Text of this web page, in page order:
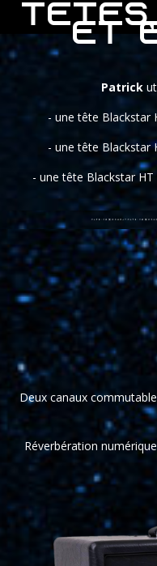
et
Patrick
- une tête Blackstar
- une tête Blackstar
- une tête Blackstar
Deux canaux
Réverbération